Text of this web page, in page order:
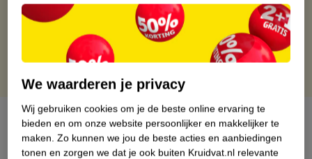
Gratis retourneren via verkooppartner.
Gratis punten met je Kruidvat kaart
Over dit product
Productinformatie
We waarderen je privacy
Wij gebruiken cookies om je de beste online ervaring te
bieden en om onze website persoonlijker en makkelijker te
maken. Zo kunnen we jou de beste acties en aanbiedingen
tonen en zorgen we dat je ook buiten Kruidvat.nl relevante